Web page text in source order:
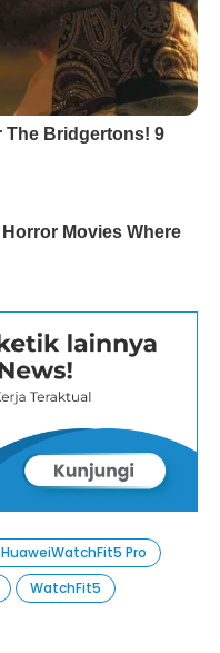
HuaweiWatchFit5 Pro
WatchFit5